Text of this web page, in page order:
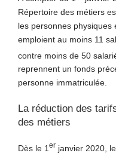
Répertoire des métiers
les personnes physiques
emploient au moins 11
contre moins de 50
reprennent un fonds
personne immatriculée.
La réduction des
des métiers
Dès le 1 er janvier 2020,